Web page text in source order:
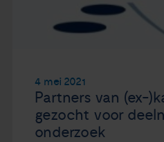
4 mei 2021
Partners van (ex-
gezocht voor
onderzoek